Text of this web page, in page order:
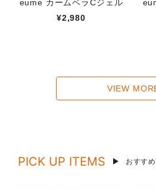
eume カームベラCジェル
¥2,980
VIEW
PICK UP ITEMS おすす